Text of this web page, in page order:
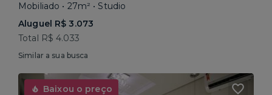
Mobiliado • 27m² • Studio
Aluguel R$ 3.073
Total R$ 4.033
Similar a sua busca
Baixou o preço